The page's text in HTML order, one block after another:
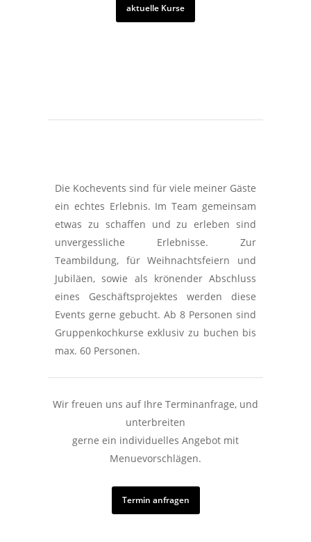
aktuelle Kurse
Die Kochevents sind für viele meiner Gäste
ein echtes Erlebnis. Im Team gemeinsam
etwas zu schaffen und zu erleben sind
unvergessliche Erlebnisse. Zur
Teambildung, für Weihnachtsfeiern und
Jubiläen, sowie als krönender Abschluss
eines Geschäftsprojektes werden diese
Events gerne gebucht. Ab 8 Personen sind
Gruppenkochkurse exklusiv zu buchen bis
max. 60 Personen.
Wir freuen uns auf Ihre Terminanfrage, und
unterbreiten
gerne ein individuelles Angebot mit
Menuevorschlägen.
Termin anfragen